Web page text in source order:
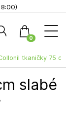
tkaničky 75
0
Hledat